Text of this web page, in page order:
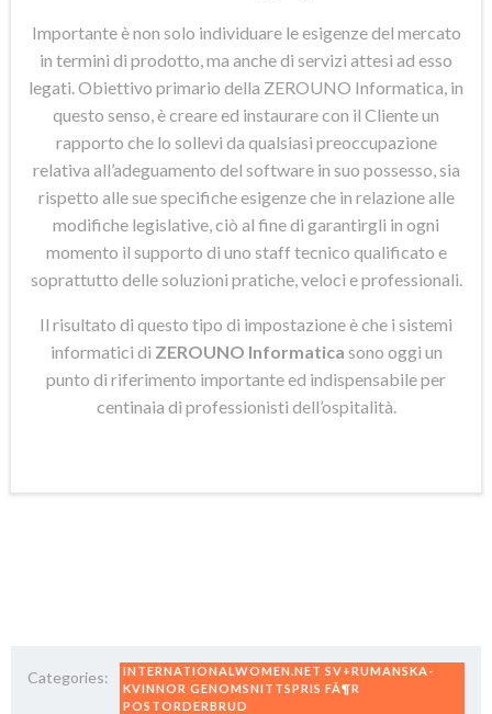
Importante è non solo individuare le esigenze del mercato
in termini di prodotto, ma anche di servizi attesi ad esso
legati. Obiettivo primario della ZEROUNO Informatica, in
questo senso, è creare ed instaurare con il Cliente un
rapporto che lo sollevi da qualsiasi preoccupazione
relativa all’adeguamento del software in suo possesso, sia
rispetto alle sue specifiche esigenze che in relazione alle
modifiche legislative, ciò al fine di garantirgli in ogni
momento il supporto di uno staff tecnico qualificato e
soprattutto delle soluzioni pratiche, veloci e professionali.
Il risultato di questo tipo di impostazione è che i sistemi
informatici di ZEROUNO Informatica sono oggi un
punto di riferimento importante ed indispensabile per
centinaia di professionisti dell’ospitalità.
Categories:
INTERNATIONALWOMEN.NET SV+RUMANSKA-
KVINNOR GENOMSNITTSPRIS FÃ¶R
POSTORDERBRUD